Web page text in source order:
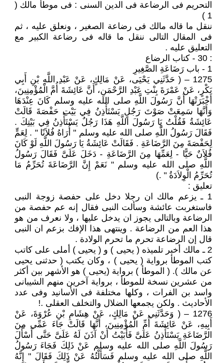
التحريم فى الرضاعة فى الدين السنى : فى موطأ مالك (
1 )
ننقل ما قاله مالك فى رضاعة الصغير ، ونعلق عليه ، ثم
فى المقال التالى ننقل ما قاله فى رضاعة الكبير مع
التعليق عليه .
: 30 - كتاب الرضاع
1 - باب رَضَاعَةِ الصَّغِيرِ
1275 – ( حَدَّثَنِي يَحْيَى، عَنْ مَالِكٍ، عَنْ عَبْدِ اللَّهِ بْنِ أَبِي
بَكْرٍ، عَنْ عَمْرَةَ بِنْتِ عَبْدِ الرَّحْمَنِ، أَنَّ عَائِشَةَ أُمَّ الْمُؤْمِنِينَ،
أَخْبَرَتْهَا أَنَّ رَسُولَ اللَّهِ صلى الله عليه وسلم كَانَ عِنْدَهَا
وَأَنَّهَا سَمِعَتْ صَوْتَ رَجُلٍ يَسْتَأْذِنُ فِي بَيْتِ حَفْصَةَ قَالَتْ
عَائِشَةُ فَقُلْتُ يَا رَسُولَ اللَّهِ هَذَا رَجُلٌ يَسْتَأْذِنُ فِي بَيْتِكَ ‏.‏
فَقَالَ رَسُولُ اللَّهِ صلى الله عليه وسلم ‏"‏ أُرَاهُ فُلاَنًا ‏"‏ ‏.‏ لِعَمٍّ
لِحَفْصَةَ مِنَ الرَّضَاعَةِ ‏.‏ فَقَالَتْ عَائِشَةُ يَا رَسُولَ اللَّهِ لَوْ كَانَ
فُلاَنٌ حَيًّا - لِعَمِّهَا مِنَ الرَّضَاعَةِ - دَخَلَ عَلَىَّ فَقَالَ رَسُولُ
اللَّهِ صلى الله عليه وسلم ‏"‏ نَعَمْ إِنَّ الرَّضَاعَةَ تُحَرِّمُ مَا
تُحَرِّمُ الْوِلاَدَةُ ‏"‏ ‏.)
تعليق :
1 ـ يزعم مالك ان رجلا دخل على حفصة زوجة النبى
فاستغربت عائشة وسألت النبى فقال إنه عم حفصة من
الرضاعة وبالتالى يجوز ان يدخل عليها ، ولا نعرف من هو
هذا العم من الرضاعة . وينتهى هذا الإفك بزعم ان النبى
قال إن الرضاعة تحرم ما تحرم الولادة .
2 ـ مالك أخبر تلميذه ( يحيى ) و ( يحيى ) أملى على كاتب
كتب الموطأ برواية ( يحيى ) ، وكان يكتب ( حدثنى يحيى
عن مالك ). ( الموطأ ) برواية (يحيى ) هو الأشهر بين أكثر
من عشرين نسخة للموطأ ، برواية آخرين منهم الشيبانى
واسد بن الفرات ، وكلها مختلفة فى الأسانيد وفى عدد
الأحاديث . ولكن يجمعها الضلال والتخلف العقلى .!‏
1276 – ( وَحَدَّثَنِي عَنْ مَالِكٍ، عَنْ هِشَامِ بْنِ عُرْوَةَ، عَنْ
أَبِيهِ، عَنْ عَائِشَةَ أُمِّ الْمُؤْمِنِينَ، أَنَّهَا قَالَتْ جَاءَ عَمِّي مِنَ
الرَّضَاعَةِ يَسْتَأْذِنُ عَلَىَّ فَأَبَيْتُ أَنْ آذَنَ لَهُ عَلَىَّ حَتَّى أَسْأَلَ
رَسُولَ اللَّهِ صلى الله عليه وسلم عَنْ ذَلِكَ فَجَاءَ رَسُولُ
اللَّهِ صلى الله عليه وسلم فَسَأَلْتُهُ عَنْ ذَلِكَ فَقَالَ ‏"‏ إِنَّهُ